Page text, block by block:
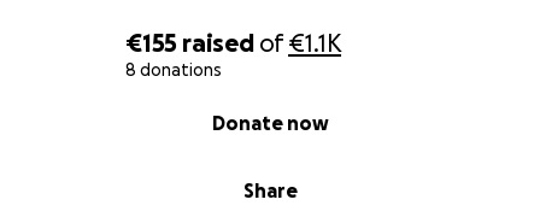
€155 raised of€1.1K
8 donations
Share
Donate now